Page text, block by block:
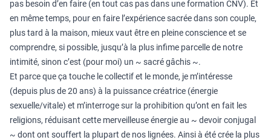
pas besoin d’en faire (en tout cas pas dans une formation CNV). Et
en même temps, pour en faire l’expérience sacrée dans son couple,
plus tard à la maison, mieux vaut être en pleine conscience et se
comprendre, si possible, jusqu’à la plus infime parcelle de notre
intimité, sinon c’est (pour moi) un ~ sacré gâchis ~.
Et parce que ça touche le collectif et le monde, je m’intéresse
(depuis plus de 20 ans) à la puissance créatrice (énergie
sexuelle/vitale) et m’interroge sur la prohibition qu’ont en fait les
religions, réduisant cette merveilleuse énergie au ~ devoir conjugal
~ dont ont souffert la plupart de nos lignées. Ainsi à été crée la plus